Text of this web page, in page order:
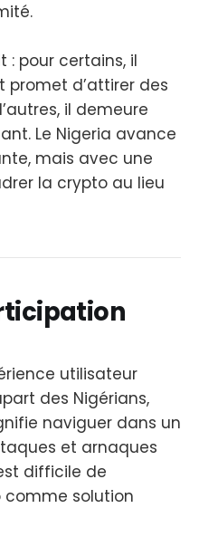
pour certains, il
d’attirer des
il demeure
Le Nigeria avance
mais avec une
la crypto au lieu
utilisateur
des Nigérians,
naviguer dans un
et arnaques
difficile de
solution